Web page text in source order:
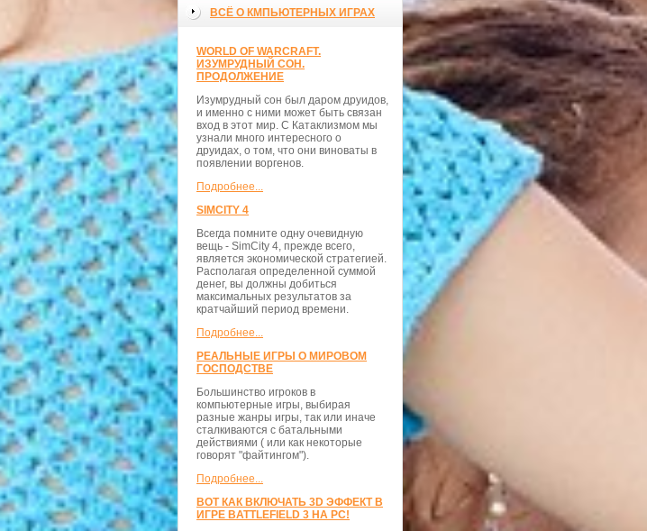
ВСЁ О КМПЬЮТЕРНЫХ ИГРАХ
WORLD OF WARCRAFT.
ИЗУМРУДНЫЙ СОН.
ПРОДОЛЖЕНИЕ
Изумрудный сон был даром друидов,
и именно с ними может быть связан
вход в этот мир. С Катаклизмом мы
узнали много интересного о
друидах, о том, что они виноваты в
появлении воргенов.
Подробнее...
SIMCITY 4
Всегда помните одну очевидную
вещь - SimCity 4, прежде всего,
является экономической стратегией.
Располагая определенной суммой
денег, вы должны добиться
максимальных результатов за
кратчайший период времени.
Подробнее...
РЕАЛЬНЫЕ ИГРЫ О МИРОВОМ
ГОСПОДСТВЕ
Большинство игроков в
компьютерные игры, выбирая
разные жанры игры, так или иначе
сталкиваются с батальными
действиями ( или как некоторые
говорят "файтингом").
Подробнее...
ВОТ КАК ВКЛЮЧАТЬ 3D ЭФФЕКТ В
ИГРЕ BATTLEFIELD 3 НА PC!